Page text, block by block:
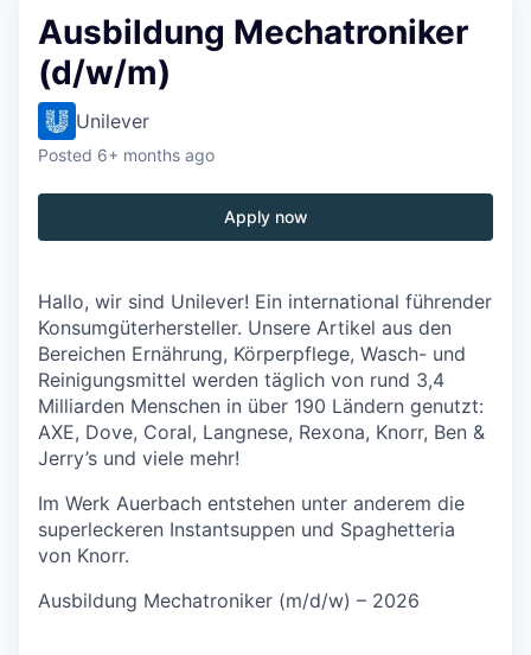
Ausbildung Mechatroniker
(d/w/m)
Unilever
Posted 6+ months ago
Apply now
Hallo, wir sind Unilever! Ein international führender
Konsumgüterhersteller. Unsere Artikel aus den
Bereichen Ernährung, Körperpflege, Wasch- und
Reinigungsmittel werden täglich von rund 3,4
Milliarden Menschen in über 190 Ländern genutzt:
AXE, Dove, Coral, Langnese, Rexona, Knorr, Ben &
Jerry’s und viele mehr!
Im Werk Auerbach entstehen unter anderem die
superleckeren Instantsuppen und Spaghetteria
von Knorr.
Ausbildung Mechatroniker (m/d/w) – 2026